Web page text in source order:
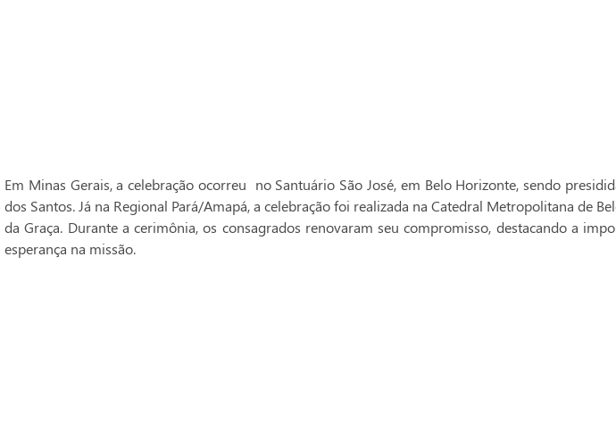
Em Minas Gerais, a celebração ocorreu no Santuário São José, em Belo Horizonte, sendo
dos Santos. Já na Regional Pará/Amapá, a celebração foi realizada na Catedral Metropolitana de
da Graça. Durante a cerimônia, os consagrados renovaram seu compromisso, destacando a
esperança na missão.